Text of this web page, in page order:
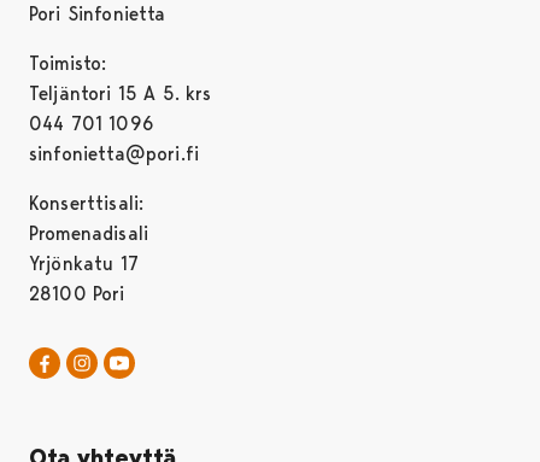
Pori Sinfonietta
Toimisto:
Teljäntori 15 A 5. krs
044 701 1096
sinfonietta@pori.fi
Konserttisali:
Promenadisali
Yrjönkatu 17
28100 Pori
Pori Sinfonietta Facebookissa
Avautuu uudessa välilehdessä
Pori Sinfonietta Instagrammissa
Avautuu uudessa välilehdessä